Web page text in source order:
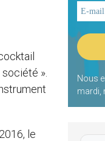
».
le
Nous
mardi,